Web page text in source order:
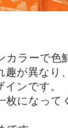
ラーで色
が異なり、
ンです。
になって